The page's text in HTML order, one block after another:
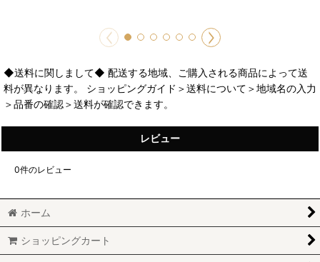
◆送料に関しまして◆ 配送する地域、ご購入される商品によって送
料が異なります。 ショッピングガイド＞送料について＞地域名の入力
＞品番の確認＞送料が確認できます。
レビュー
0件のレビュー
ホーム
ショッピングカート